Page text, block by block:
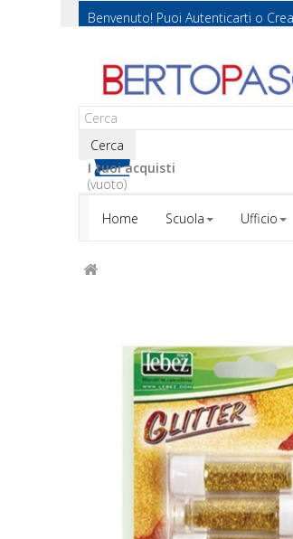
Benvenuto! Puoi Autenticarti o
Cerca
I tuoi acquisti
(vuoto)
Home
Scuola Ufficio